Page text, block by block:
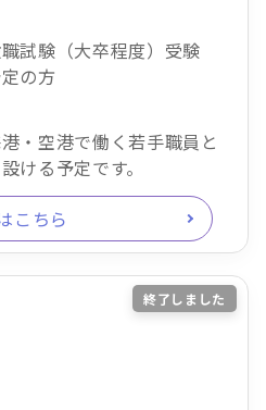
こちら
試験（大卒程度）受験
の方
・空港で働く若手職員と
ける予定です。
終了しました